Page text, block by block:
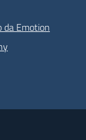
da Emotion